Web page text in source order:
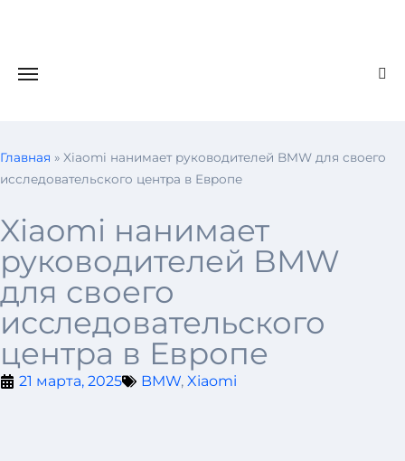
Главная » Xiaomi нанимает руководителей BMW для своего
исследовательского центра в Европе
Xiaomi нанимает
руководителей BMW
для своего
исследовательского
центра в Европе
21 марта, 2025 BMW, Xiaomi